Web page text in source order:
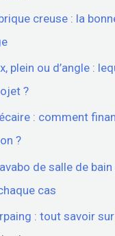
creuse : la
plein ou d’angle :
?
: comment
?
de salle de
cas
: tout savoir